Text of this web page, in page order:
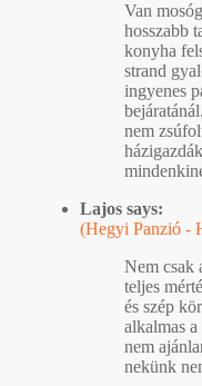
Van
hosszabb
konyha
strand
ingyenes
nem
Lajos says:
(Hegyi Panzió -
Nem csak
teljes
és szép
alkalmas
nem
nekünk